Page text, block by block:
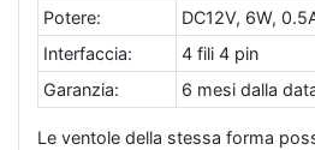
Potere:
DC12V, 6W,
Interfaccia:
4 fili 4 pin
Garanzia:
6 mesi dalla
Le ventole della stessa forma